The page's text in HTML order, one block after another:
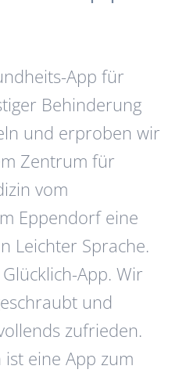
App für
Behinderung
und erproben wir
Zentrum für
vom
Eppendorf eine
Leichter Sprache.
App. Wir
und
zufrieden.
eine App zum